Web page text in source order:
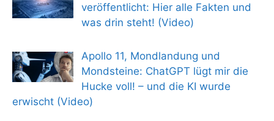
veröffentlicht: Hier alle Fakten und
was drin steht! (Video)
Apollo 11, Mondlandung und
Mondsteine: ChatGPT lügt mir die
Hucke voll! – und die KI wurde
erwischt (Video)